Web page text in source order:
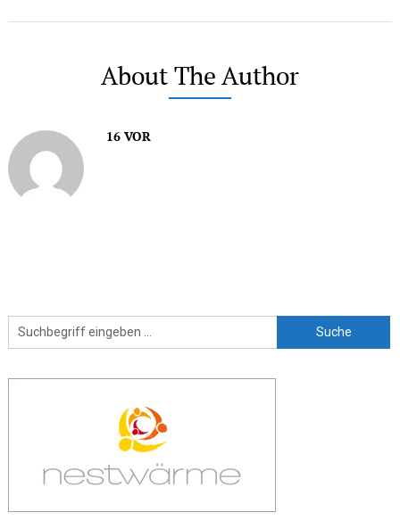
About The Author
16 VOR